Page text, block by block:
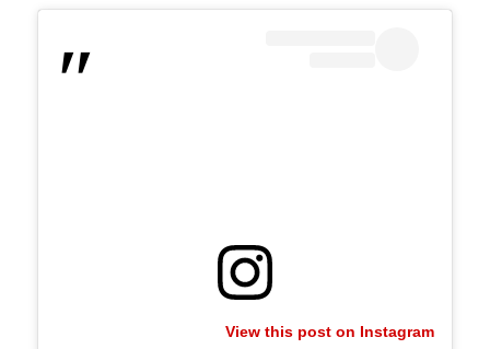
View this post on Instagram